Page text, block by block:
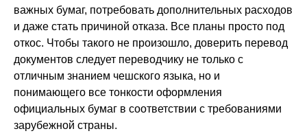
важных бумаг, потребовать дополнительных расходов
и даже стать причиной отказа. Все планы просто под
откос. Чтобы такого не произошло, доверить перевод
документов следует переводчику не только с
отличным знанием чешского языка, но и
понимающего все тонкости оформления
официальных бумаг в соответствии с требованиями
зарубежной страны.